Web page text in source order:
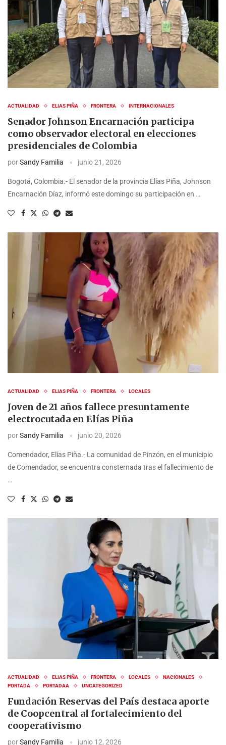
ACTUALIDAD ELIAS PIÑA FRONTERA INTERNACIONALES
Senador Johnson Encarnación participa
como observador electoral en elecciones
presidenciales de Colombia
porSandy Familia junio 21, 2026
Bogotá, Colombia.- El senador de la provincia Elías Piña, Johnson
Encarnación Díaz, informó este domingo su participación en …
ACTUALIDAD ELIAS PIÑA FRONTERA LOCALES
Joven de 21 años fallece presuntamente
electrocutada en Elías Piña
porSandy Familia junio 20, 2026
Comendador, Elías Piña.- La comunidad de Pinzón, en el municipio
de Comendador, se encuentra consternada tras el fallecimiento de
…
ACTUALIDAD ELIAS PIÑA FRONTERA LOCALES
NACIONALES
PORTADA
PORTADAA UNCATEGORIZED
Fundación Reservas del País destaca aporte
de Coopcentral al fortalecimiento del
cooperativismo
porSandy Familia junio 12, 2026